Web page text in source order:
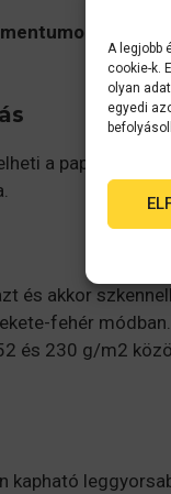
A legjobb
cookie-k.
olyan
egyedi
a
és akkor
fehér
és 230 g/m2
kapható